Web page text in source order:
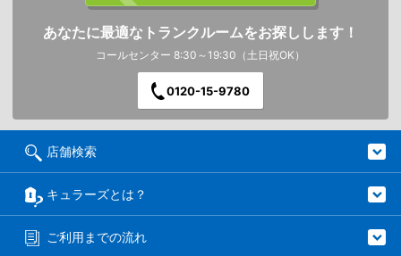
あなたに最適なトランクルームをお探しします！
コールセンター 8:30～19:30（土日祝OK）
0120-15-9780
店舗検索
キュラーズとは？
ご利用までの流れ